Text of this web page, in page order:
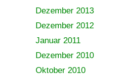
Dezember 2013
Dezember 2012
Januar 2011
Dezember 2010
Oktober 2010